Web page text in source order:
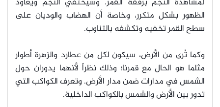
الظهور بشكل متكرر، وخاصة أن الهضاب والوديان على
سطح القمر تخفيه وتكشفه بالتناوب.
وكما تُرى من الأرض، سيكون لكل من عطارد والزهرة أطوار
مثلما هو الحال مع قمرنا؛ وذلك نظراً لأنهما يدوران حول
الشمس في مدارات ضمن مدار الأرض. وتعرف الكواكب التي
تدور بين الأرض والشمس بالكواكب الداخلية.